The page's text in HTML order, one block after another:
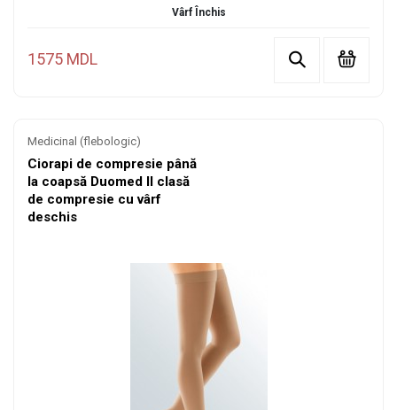
Vârf Închis
1575 MDL
Medicinal (flebologic)
Ciorapi de compresie până
la coapsă Duomed II clasă
de compresie cu vârf
deschis